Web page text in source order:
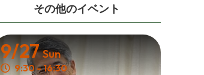
その他の イ ベ ン ト
9/27 Sun
9:30 - 16:30